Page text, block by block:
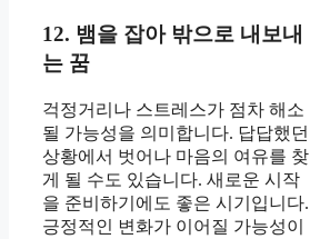
12. 뱀을 잡아 밖으로 내보내
는 꿈
걱정거리나 스트레스가 점차 해소
될 가능성을 의미합니다. 답답했던
상황에서 벗어나 마음의 여유를 찾
게 될 수도 있습니다. 새로운 시작
을 준비하기에도 좋은 시기입니다.
긍정적인 변화가 이어질 가능성이